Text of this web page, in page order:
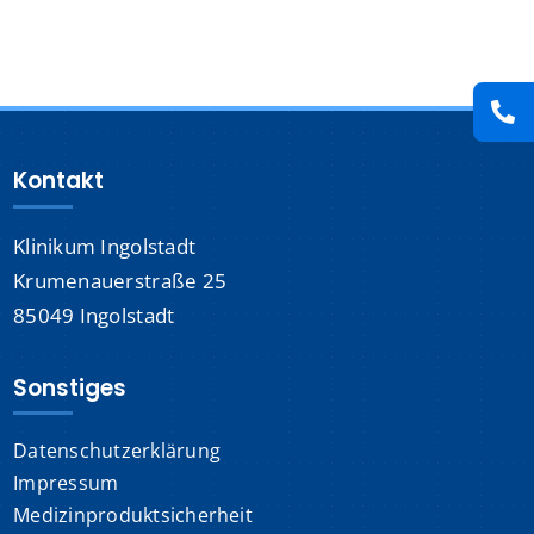
Kontakt
Karriere
Suche
nach:
Kontakt
Klinikum Ingolstadt
Krumenauerstraße 25
85049 Ingolstadt
Sonstiges
Datenschutzerklärung
Impressum
Medizinproduktsicherheit